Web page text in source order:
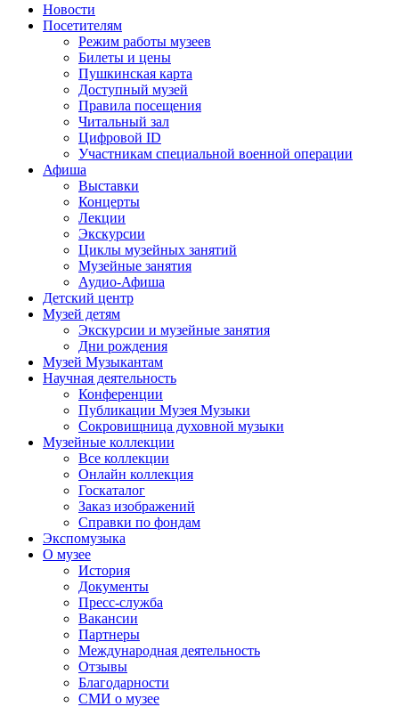
Новости
Посетителям
Режим работы музеев
Билеты и цены
Пушкинская карта
Доступный музей
Правила посещения
Читальный зал
Цифровой ID
Участникам специальной военной операции
Афиша
Выставки
Концерты
Лекции
Экскурсии
Циклы музейных занятий
Музейные занятия
Аудио-Афиша
Детский центр
Музей детям
Экскурсии и музейные занятия
Дни рождения
Музей Музыкантам
Научная деятельность
Конференции
Публикации Музея Музыки
Сокровищница духовной музыки
Музейные коллекции
Все коллекции
Онлайн коллекция
Госкаталог
Заказ изображений
Справки по фондам
Экспомузыка
О музее
История
Документы
Пресс-служба
Вакансии
Партнеры
Международная деятельность
Отзывы
Благодарности
СМИ о музее